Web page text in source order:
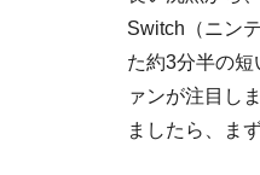
Switch（ニン
た約3分半の
ァンが注目し
ましたら、ま